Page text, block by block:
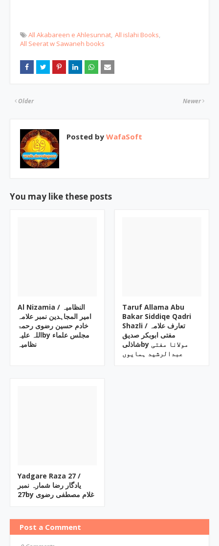
All Akabareen e Ahlesunnat All islahi Books
All Seerat w Sawaneh books
Newer
Older
Posted by WafaSoft
You may like these posts
Al Nizamia ‎/ النظامیہ
امیر المجاہدین نمبر علامہ
خادم حسین رضوی رحمۃ
اللہ علیہby ‎مجلس علماء
نظامیہ
Taruf Allama Abu
Bakar Siddiqe Qadri
Shazli ‎/ تعارف علامہ
مفتی ابوبکر صدیق
شاذلیby ‎مولانا مفتی
عبدالرشید ہمایوں
Yadgare Raza ‎27 /
یادگار رضا شمارہ نمبر
27by ‎غلام مصطفی رضوی
Post a Comment